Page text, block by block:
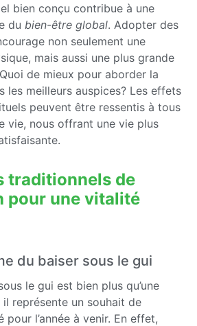
bien conçu contribue à une
du bien-être global. Adopter des
non seulement une
mais aussi une plus grande
de mieux pour aborder la
les meilleurs auspices? Les effets
peuvent être ressentis à tous
vie, nous offrant une vie plus
traditionnels de
pour une vitalité
du baiser sous le gui
le gui est bien plus qu’une
représente un souhait de
pour l’année à venir. En effet,